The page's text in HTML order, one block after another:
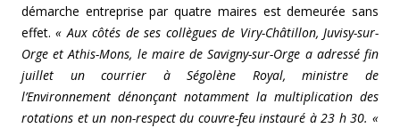
démarche entreprise par quatre maires est demeurée sans
effet.« Aux côtés de ses collègues de Viry-Châtillon, Juvisy-sur-
Orge et Athis-Mons, le maire de Savigny-sur-Orge a adressé fin
juillet un courrier à Ségolène Royal, ministre de
l’Environnement dénonçant notamment la multiplication des
rotations et un non-respect du couvre-feu instauré à 23 h 30. «